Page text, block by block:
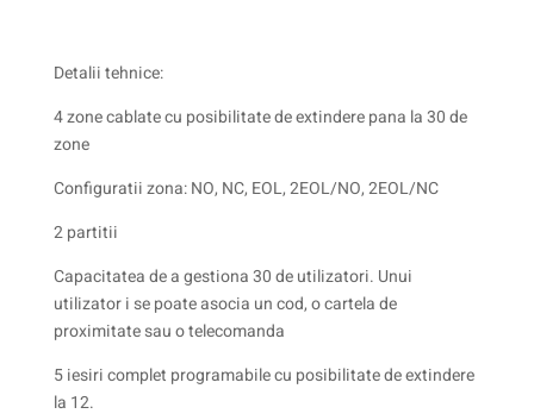
Detalii tehnice:
4 zone cablate cu posibilitate de extindere pana la 30 de
zone
Configuratii zona: NO, NC, EOL, 2EOL/NO, 2EOL/NC
2 partitii
Capacitatea de a gestiona 30 de utilizatori. Unui
utilizator i se poate asocia un cod, o cartela de
proximitate sau o telecomanda
5 iesiri complet programabile cu posibilitate de extindere
la 12.